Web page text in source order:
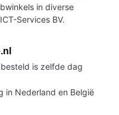
in diverse
Services BV.
is zelfde dag
in Nederland en België